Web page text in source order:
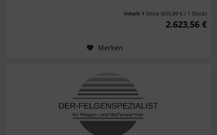
Inhalt 4 Stück (655,89 € / 1 Stück)
2.623,56 €
Merken